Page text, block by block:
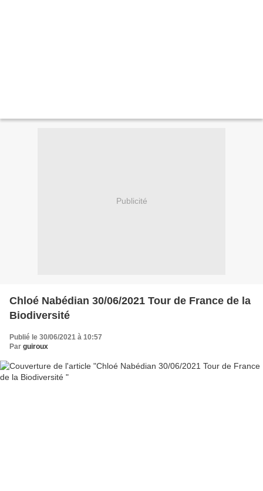
Publicité
Chloé Nabédian 30/06/2021 Tour de France de la
Biodiversité
Publié le 30/06/2021 à 10:57
Par guiroux